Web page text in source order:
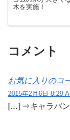
木を実施！
コメント
お気に入りのコ
2015年2月6日 8:29
[…] ⇒キャラバン